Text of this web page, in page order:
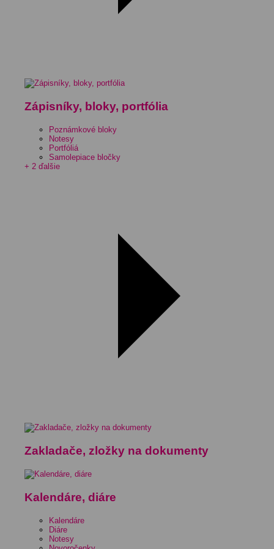
Zápisníky, bloky, portfólia
Poznámkové bloky
Notesy
Portfóliá
Samolepiace bločky
+ 2 ďalšie
Zakladače, zložky na dokumenty
Kalendáre, diáre
Kalendáre
Diáre
Notesy